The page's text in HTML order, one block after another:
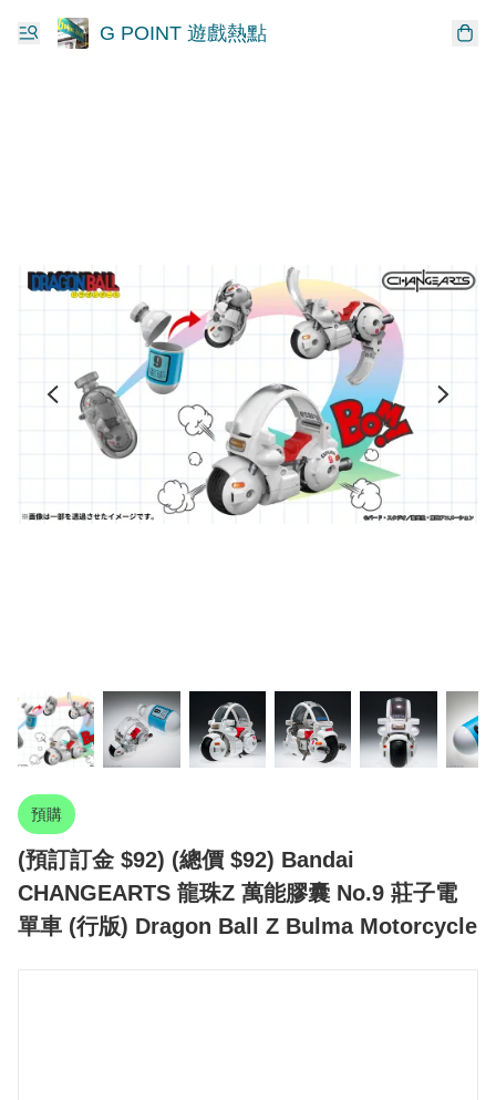
G POINT 遊戲熱點
預購
(預訂訂金 $92) (總價 $92) Bandai
CHANGEARTS 龍珠Z 萬能膠囊 No.9 莊子電
單車 (行版) Dragon Ball Z Bulma Motorcycle